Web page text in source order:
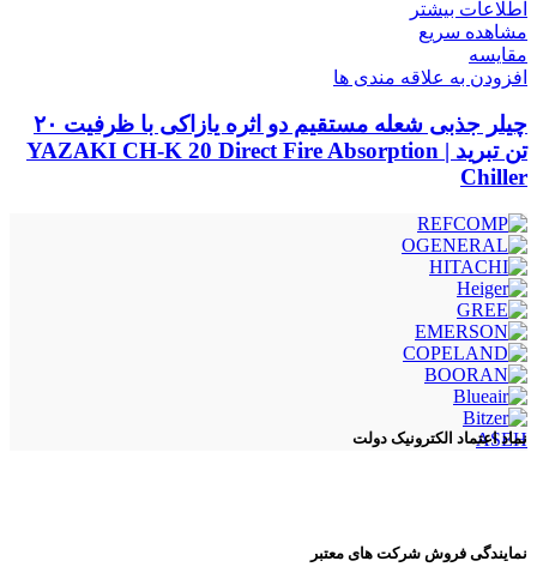
اطلاعات بیشتر
مشاهده سریع
مقایسه
افزودن به علاقه مندی ها
چیلر جذبی شعله مستقیم دو اثره یازاکی با ظرفیت ۲۰
تن تبرید | YAZAKI CH-K 20 Direct Fire Absorption
Chiller
ASEH
نماد اعتماد الکترونیک دولت
نمایندگی فروش شرکت های معتبر